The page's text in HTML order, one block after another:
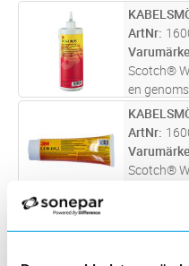
ST
ArtNr
Varumärke
Scotch®
en
förvätskas
åldrande.
risken för
ST
ArtNr
Varumärke
Scotch®
åldrande.
ArtNr